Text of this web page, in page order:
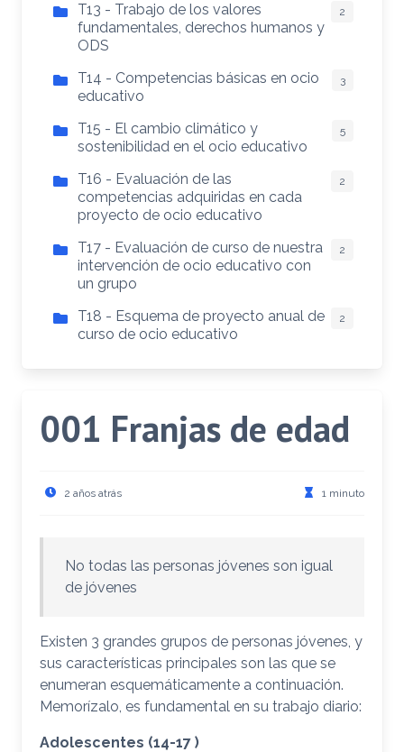
T13 - Trabajo de los valores
fundamentales, derechos humanos y
ODS
2
T14 - Competencias básicas en ocio
educativo
3
T15 - El cambio climático y
sostenibilidad en el ocio educativo
5
T16 - Evaluación de las
competencias adquiridas en cada
proyecto de ocio educativo
2
T17 - Evaluación de curso de nuestra
intervención de ocio educativo con
un grupo
2
T18 - Esquema de proyecto anual de
curso de ocio educativo
2
001 Franjas de edad
2 años atrás 1 minuto
No todas las personas jóvenes son igual
de jóvenes
Existen 3 grandes grupos de personas jóvenes, y
sus características principales son las que se
enumeran esquemáticamente a continuación.
Memorízalo, es fundamental en su trabajo diario:
Adolescentes (14-17 )